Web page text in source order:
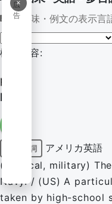
×
広
告意味・例文の表示言
検索内容:
plan,
PLAN
固有名詞
アメリカ英語
(nautical, military)
Navy. / (US) A
taken by high-school